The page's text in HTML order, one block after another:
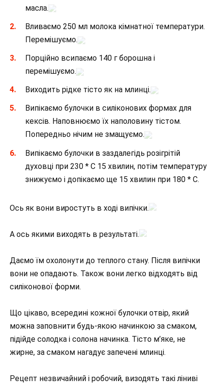
масла.
Вливаємо 250 мл молока кімнатної температури.
Перемішуємо.
Порційно всипаємо 140 г борошна і
перемішуємо.
Виходить рідке тісто як на млинці.
Випікаємо булочки в силіконових формах для
кексів. Наповнюємо їх наполовину тістом.
Попередньо нічим не змащуємо.
Випікаємо булочки в заздалегідь розігрітій
духовці при 230 * С 15 хвилин, потім температуру
знижуємо і допікаємо ще 15 хвилин при 180 * С.
Ось як вони виростуть в ході випічки.
А ось якими виходять в результаті.
Даємо їм охолонути до теплого стану. Після випічки
вони не опадають. Також вони легко відходять від
силіконової форми.
Що цікаво, всередині кожної булочки отвір, який
можна заповнити будь-якою начинкою за смаком,
підійде солодка і солона начинка. Тісто м’яке, не
жирне, за смаком нагадує запечені млинці.
Рецепт незвичайний і робочий, визодять такі ліниві